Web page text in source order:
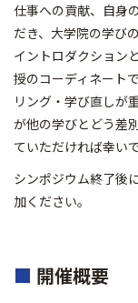
仕事への貢献、自身
だき、大学院の学び
イントロダクション
授のコーディネート
リング・学び直しが
が他の学びとどう差
ていただければ幸いで
シンポジウム終了後
加ください。
■ 開催概要